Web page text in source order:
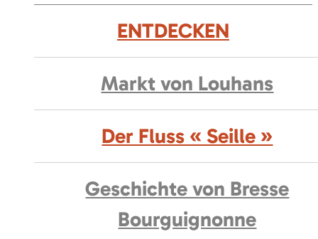
ENTDECKEN
Markt von Louhans
Der Fluss « Seille »
Geschichte von Bresse
Bourguignonne